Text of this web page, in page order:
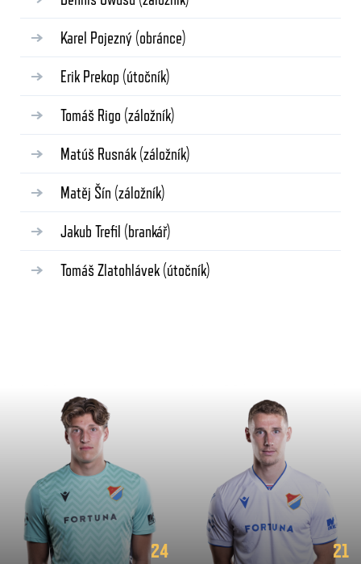
Karel Pojezný (obránce)
Erik Prekop (útočník)
Tomáš Rigo (záložník)
Matúš Rusnák (záložník)
Matěj Šín (záložník)
Jakub Trefil (brankář)
Tomáš Zlatohlávek (útočník)
24 21